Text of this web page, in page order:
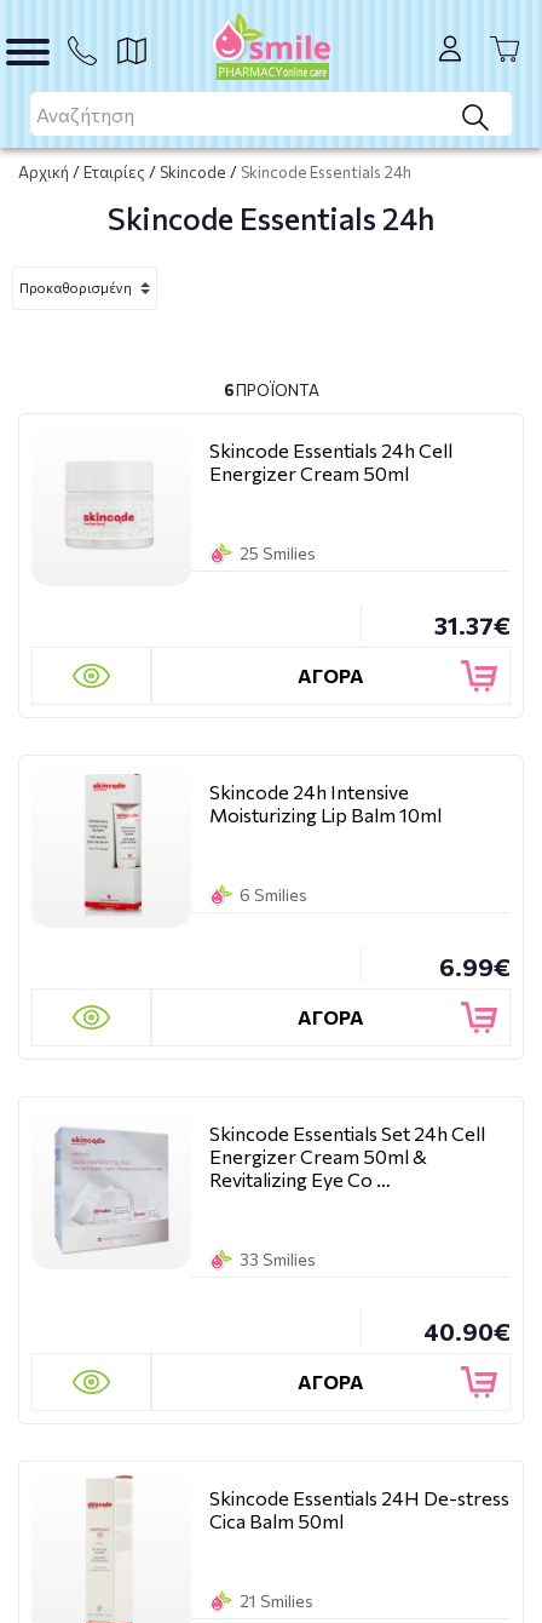
Αρχική /Εταιρίες / Skincode / Skincode Essentials 24h
Skincode Essentials 24h
6ΠΡΟΪΌΝΤΑ
Skincode Essentials 24h Cell
Energizer Cream 50ml
25 Smilies
31.37€
ΑΓΟΡΑ
Skincode 24h Intensive
Moisturizing Lip Balm 10ml
6 Smilies
6.99€
ΑΓΟΡΑ
Skincode Essentials Set 24h Cell
Energizer Cream 50ml &
Revitalizing Eye Co …
33 Smilies
40.90€
ΑΓΟΡΑ
Skincode Essentials 24H De-stress
Cica Balm 50ml
21 Smilies